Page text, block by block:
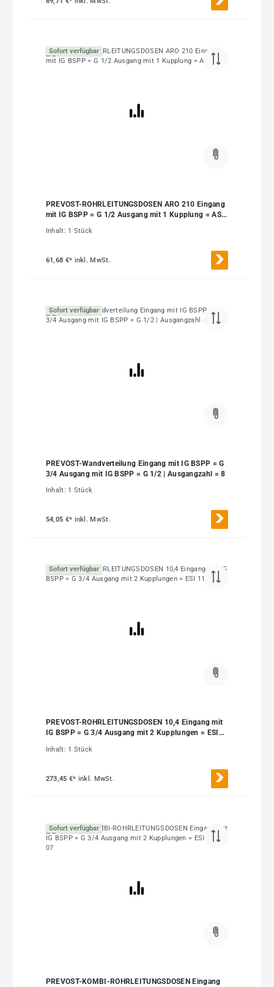
Sofort verfügbar
PREVOST-ROHRLEITUNGSDOSEN ARO 210 Eingang
mit IG BSPP = G 1/2 Ausgang mit 1 Kupplung = ASI
Inhalt: 1 Stück
61,68 €* inkl. MwSt.
Sofort verfügbar
PREVOST-Wandverteilung Eingang mit IG BSPP = G
3/4 Ausgang mit IG BSPP = G 1/2 | Ausgangzahl = 8
Inhalt: 1 Stück
54,05 €* inkl. MwSt.
Sofort verfügbar
PREVOST-ROHRLEITUNGSDOSEN 10,4 Eingang mit
IG BSPP = G 3/4 Ausgang mit 2 Kupplungen = ESI
Inhalt: 1 Stück
273,45 €* inkl. MwSt.
Sofort verfügbar
PREVOST-KOMBI-ROHRLEITUNGSDOSEN Eingang